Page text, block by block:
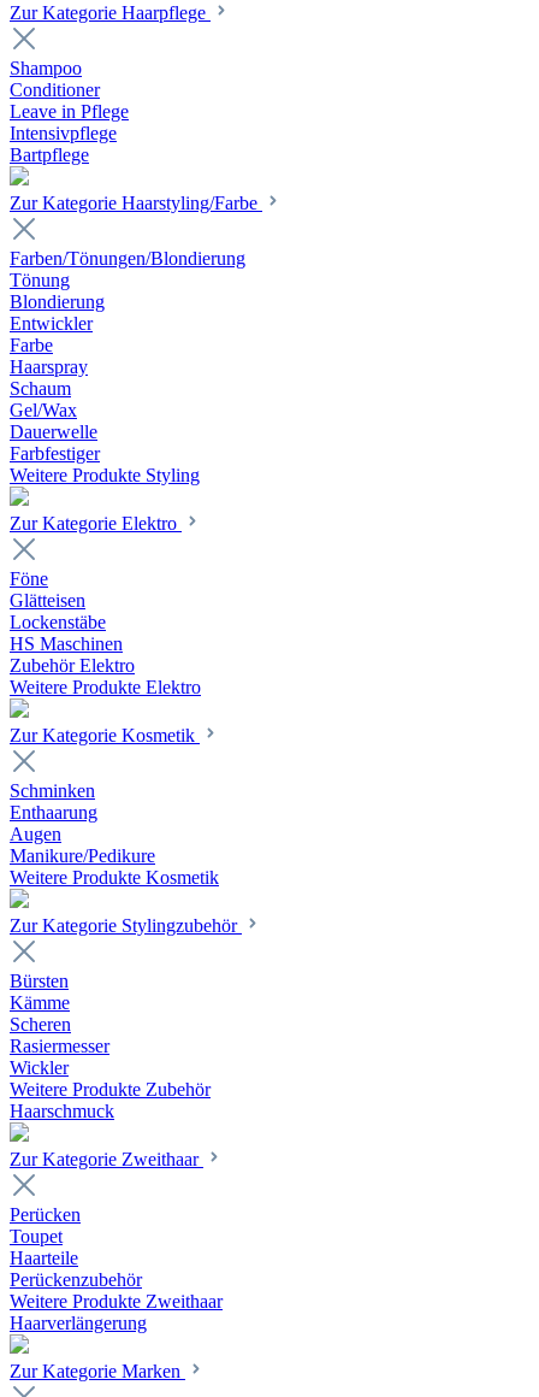
Zur Kategorie Haarpflege
Shampoo
Conditioner
Leave in Pflege
Intensivpflege
Bartpflege
Zur Kategorie Haarstyling/Farbe
Farben/Tönungen/Blondierung
Tönung
Blondierung
Entwickler
Farbe
Haarspray
Schaum
Gel/Wax
Dauerwelle
Farbfestiger
Weitere Produkte Styling
Zur Kategorie Elektro
Föne
Glätteisen
Lockenstäbe
HS Maschinen
Zubehör Elektro
Weitere Produkte Elektro
Zur Kategorie Kosmetik
Schminken
Enthaarung
Augen
Manikure/Pedikure
Weitere Produkte Kosmetik
Zur Kategorie Stylingzubehör
Bürsten
Kämme
Scheren
Rasiermesser
Wickler
Weitere Produkte Zubehör
Haarschmuck
Zur Kategorie Zweithaar
Perücken
Toupet
Haarteile
Perückenzubehör
Weitere Produkte Zweithaar
Haarverlängerung
Zur Kategorie Marken